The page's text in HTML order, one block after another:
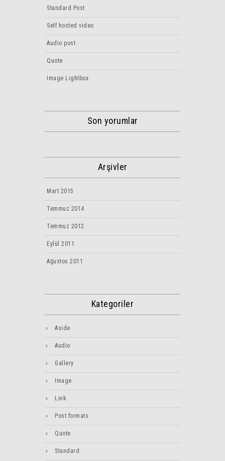
Standard Post
Self hosted video
Audio post
Quote
Image Lightbox
Son yorumlar
Arşivler
Mart 2015
Temmuz 2014
Temmuz 2012
Eylül 2011
Ağustos 2011
Kategoriler
Aside
Audio
Gallery
Image
Link
Post formats
Quote
Standard